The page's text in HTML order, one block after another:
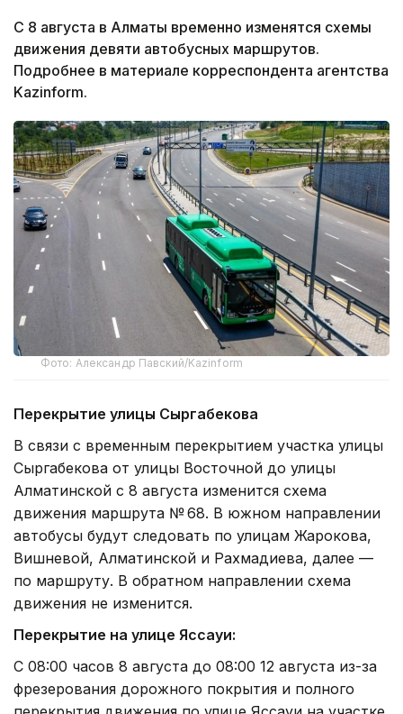
С 8 августа в Алматы временно изменятся схемы
движения девяти автобусных маршрутов.
Подробнее в материале корреспондента агентства
Kazinform.
Фото: Александр Павский/Kazinform
Перекрытие улицы Сыргабекова
В связи с временным перекрытием участка улицы
Сыргабекова от улицы Восточной до улицы
Алматинской с 8 августа изменится схема
движения маршрута № 68. В южном направлении
автобусы будут следовать по улицам Жарокова,
Вишневой, Алматинской и Рахмадиева, далее —
по маршруту. В обратном направлении схема
движения не изменится.
Перекрытие на улице Яссауи:
С 08:00 часов 8 августа до 08:00 12 августа из-за
фрезерования дорожного покрытия и полного